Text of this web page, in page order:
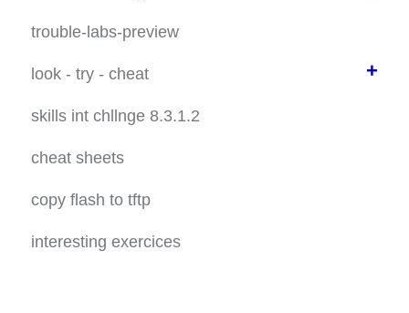
lab NDP (1) -- your network
lab NDP (2) -- remote network
trblshoot DHCP-relay agent
trblshoot 3 switches in VLAN
troubleshoot SSH
basic config NAT n DHCP
trouble-labs-preview
+
look - try - cheat
version1-2024
skills int chllnge 8.3.1.2
cheat sheets
copy flash to tftp
interesting exercices